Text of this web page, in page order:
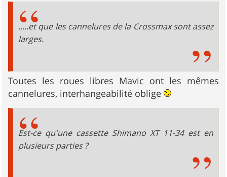
.....et que les cannelures de la Crossmax sont assez
larges.
Toutes les roues libres Mavic ont les mêmes
cannelures, interhangeabilité oblige
Est-ce qu'une cassette Shimano XT 11-34 est en
plusieurs parties ?